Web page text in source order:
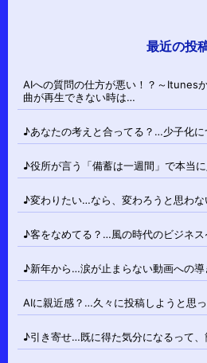
最近の投
AIへの質問の仕方が悪い！？～Itunes
曲が再生できない時は…
♪あなたの考えと合ってる？…少子化に
♪役所が言う「備蓄は一週間」で本当
♪変わりたい…なら、変わろうと思わな
♪客をなめてる？…風の時代のビジネ
♪新年から…涙が止まらない動画への導
AIに親近感？…久々に投稿しようと思
♪引き寄せ…既に得た気分になるって、